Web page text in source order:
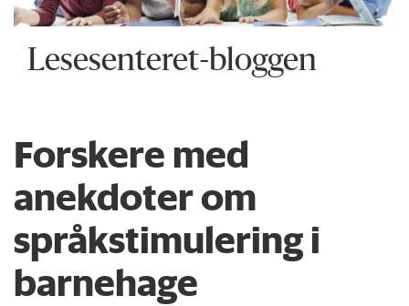
Lesesenteret-bloggen
Forskere med
anekdoter om
språkstimulering i
barnehage